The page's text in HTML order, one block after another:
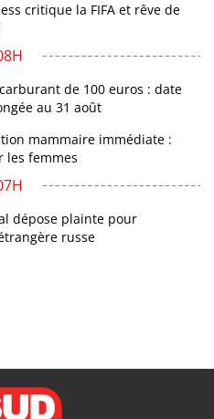
critique la FIFA et rêve de
de 100 euros : date
au 31 août
mammaire immédiate :
les femmes
dépose plainte pour
russe